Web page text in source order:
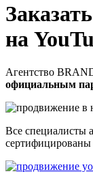
на
Агентство
официальным
Все специалисты